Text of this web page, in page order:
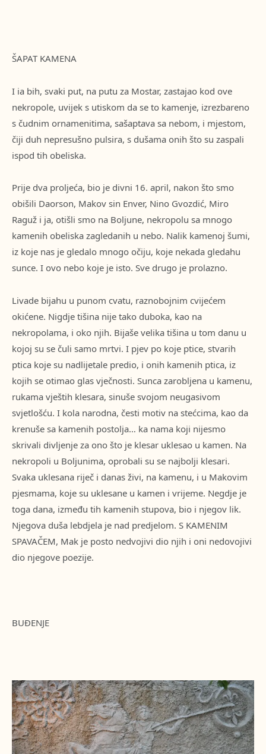
ŠAPAT KAMENA
I ia bih, svaki put, na putu za Mostar, zastajao kod ove
nekropole, uvijek s utiskom da se to kamenje, izrezbareno
s čudnim ornamenitima, sašaptava sa nebom, i mjestom,
čiji duh nepresušno pulsira, s dušama onih što su zaspali
ispod tih obeliska.
Prije dva proljeća, bio je divni 16. april, nakon što smo
obišili Daorson, Makov sin Enver, Nino Gvozdić, Miro
Raguž i ja, otišli smo na Boljune, nekropolu sa mnogo
kamenih obeliska zagledanih u nebo. Nalik kamenoj šumi,
iz koje nas je gledalo mnogo očiju, koje nekada gledahu
sunce. I ovo nebo koje je isto. Sve drugo je prolazno.
Livade bijahu u punom cvatu, raznobojnim cvijećem
okićene. Nigdje tišina nije tako duboka, kao na
nekropolama, i oko njih. Bijaše velika tišina u tom danu u
kojoj su se čuli samo mrtvi. I pjev po koje ptice, stvarih
ptica koje su nadlijetale predio, i onih kamenih ptica, iz
kojih se otimao glas vječnosti. Sunca zarobljena u kamenu,
rukama vještih klesara, sinuše svojom neugasivom
svjetlošću. I kola narodna, česti motiv na stećcima, kao da
krenuše sa kamenih postolja… ka nama koji nijesmo
skrivali divljenje za ono što je klesar uklesao u kamen. Na
nekropoli u Boljunima, oprobali su se najbolji klesari.
Svaka uklesana riječ i danas živi, na kamenu, i u Makovim
pjesmama, koje su uklesane u kamen i vrijeme. Negdje je
toga dana, između tih kamenih stupova, bio i njegov lik.
Njegova duša lebdjela je nad predjelom. S KAMENIM
SPAVAČEM, Mak je posto nedvojivi dio njih i oni nedovojivi
dio njegove poezije.
BUĐENJE